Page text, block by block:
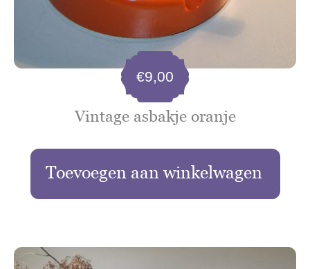
Vintage asbakje oranje
€9,00
Toevoegen aan winkelwagen